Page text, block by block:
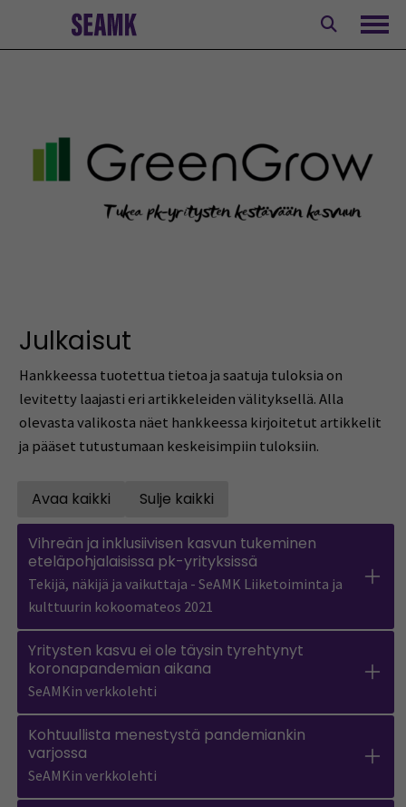
Julkaisut
Hankkeessa tuotettua tietoa ja saatuja tuloksia on
levitetty laajasti eri artikkeleiden välityksellä. Alla
olevasta valikosta näet hankkeessa kirjoitetut artikkelit
ja pääset tutustumaan keskeisimpiin tuloksiin.
Avaa kaikki
Open all accordions
Sulje kaikki
Vihreän ja inklusiivisen kasvun tukeminen
eteläpohjalaisissa pk-yrityksissä
Tekijä, näkijä ja vaikuttaja - SeAMK Liiketoiminta ja
kulttuurin kokoomateos 2021
Yritysten kasvu ei ole täysin tyrehtynyt
koronapandemian aikana
SeAMKin verkkolehti
Kohtuullista menestystä pandemiankin
varjossa
SeAMKin verkkolehti